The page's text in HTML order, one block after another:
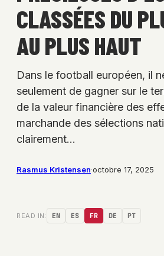
CLASSÉES DU
AU PLUS HAUT
Dans le football européen, il
seulement de gagner sur le
de la valeur financière des
marchande des sélections
clairement…
Rasmus Kristensen·octobre 17, 2025
READ IN: EN ES FR DE PT